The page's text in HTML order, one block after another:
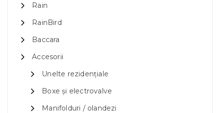
Rain
RainBird
Baccara
Accesorii
Unelte rezidențiale
Boxe și electrovalve
Manifolduri / olandezi